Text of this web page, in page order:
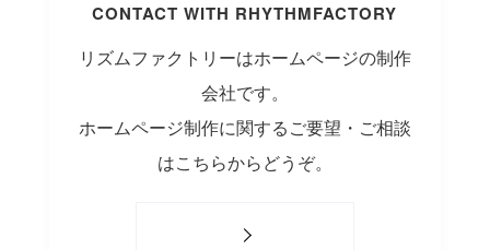
CONTACT WITH RHYTHMFACTORY
リズムファクトリーはホームページの制作
会社です。
ホームページ制作に関するご要望・ご相談
はこちらからどうぞ。